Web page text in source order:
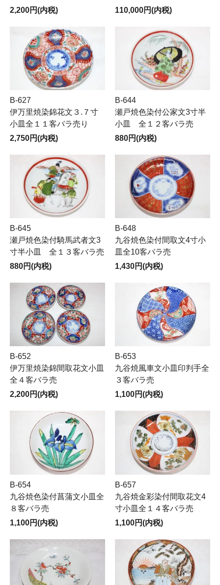
2,200円(内税)
110,000円(内税)
B-627
伊万里焼染錦花文３.７寸
小皿全１１客バラ売り
2,750円(内税)
B-644
瀬戸焼色染付公家文3寸半
小皿 全１２客バラ売
880円(内税)
B-645
瀬戸焼色染付騎馬武者文3
寸半小皿 全１３客バラ売
880円(内税)
B-648
九谷焼色染付間取文4寸小
皿全10客バラ売
1,430円(内税)
B-652
伊万里焼染錦間取花文小皿
全４客バラ売
2,200円(内税)
B-653
九谷焼風車文小皿印判手全
３客バラ売
1,100円(内税)
B-654
九谷焼色染付菖蒲文小皿全
８客バラ売
1,100円(内税)
B-657
九谷焼金彩染付間取花文4
寸小皿全１４客バラ売
1,100円(内税)